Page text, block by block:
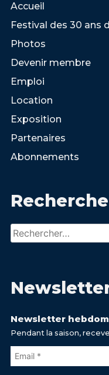
Accueil
Festival des 30 ans
Photos
Devenir membre
Emploi
Location
Exposition
Partenaires
Abonnements
Recherche
Rechercher :
Newsletter
Pendant la saison,